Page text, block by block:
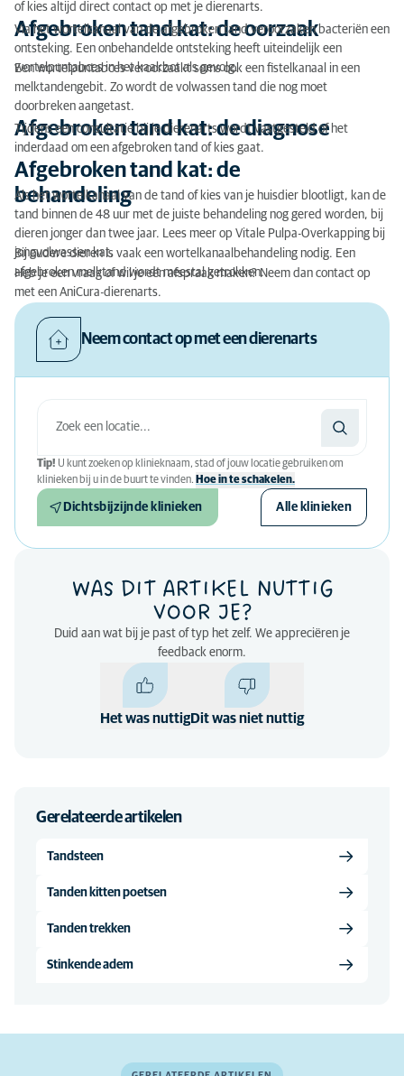
of kies altijd direct contact op met je dierenarts.
Afgebroken tand kat: de oorzaak
Via het wortelkanaal van de afgebroken tand veroorzaken bacteriën een
ontsteking. Een onbehandelde ontsteking heeft uiteindelijk een
wortelpuntabces in het kaakbot als gevolg.
Een wortelpuntabces veroorzaakt soms ook een fistelkanaal in een
melktandengebit. Zo wordt de volwassen tand die nog moet
doorbreken aangetast.
Afgebroken tand kat: de diagnose
Tijdens een consultatie bij je dierenarts wordt vastgesteld of het
inderdaad om een afgebroken tand of kies gaat.
Afgebroken tand kat: de
behandeling
Als het wortelkanaal van de tand of kies van je huisdier blootligt, kan de
tand binnen de 48 uur met de juiste behandeling nog gered worden, bij
dieren jonger dan twee jaar. Lees meer op Vitale Pulpa-Overkapping bij
jongvolwassen kat.
Bij oudere dieren is vaak een wortelkanaalbehandeling nodig. Een
afgebroken melktand wordt meestal getrokken.
Heb je een vraag of wil je een afspraak maken? Neem dan contact op
met een AniCura-dierenarts.
Neem contact op met een dierenarts
Tip! U kunt zoeken op klinieknaam, stad of jouw locatie gebruiken om
klinieken bij u in de buurt te vinden. Hoe in te schakelen.
Dichtsbijzijnde klinieken Alle klinieken
WAS DIT ARTIKEL NUTTIG
VOOR JE?
Duid aan wat bij je past of typ het zelf. We appreciëren je
feedback enorm.
Het was nuttigDit was niet nuttig
Gerelateerde artikelen
Tandsteen
Tanden kitten poetsen
Tanden trekken
Stinkende adem